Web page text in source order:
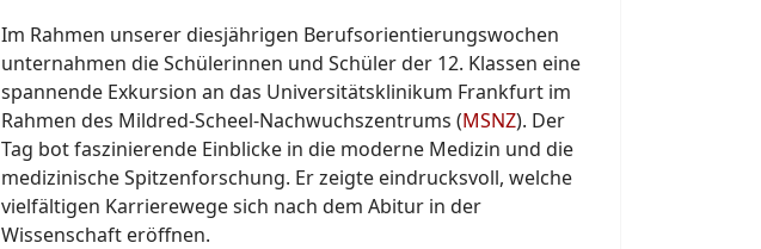
Im Rahmen unserer diesjährigen Berufsorientierungswochen
unternahmen die Schülerinnen und Schüler der 12. Klassen eine
spannende Exkursion an das Universitätsklinikum Frankfurt im
Rahmen des Mildred-Scheel-Nachwuchszentrums (MSNZ). Der
Tag bot faszinierende Einblicke in die moderne Medizin und die
medizinische Spitzenforschung. Er zeigte eindrucksvoll, welche
vielfältigen Karrierewege sich nach dem Abitur in der
Wissenschaft eröffnen.